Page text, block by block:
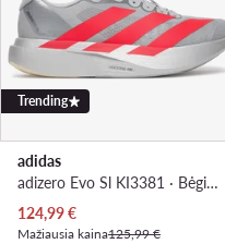
Trending
adidas
adizero Evo Sl KI3381 · Bėgimo batai
Dabartinė kaina
124,99€
Mažiausia kaina125,99 €